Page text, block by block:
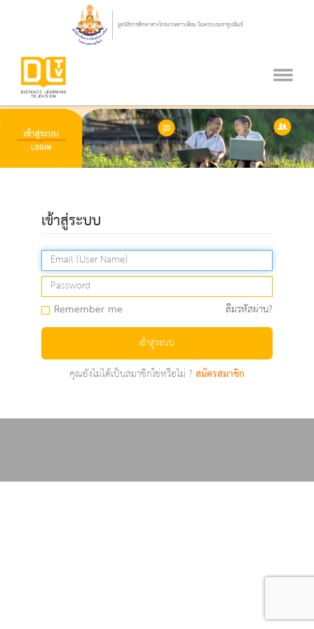
เข้าสู่ระบบ
Remember me ลืมรหัสผ่าน?
เข้าสู่ระบบ
คุณยังไม่ได้เป็นสมาชิกใช่หรือไม่ ?สมัครสมาชิก